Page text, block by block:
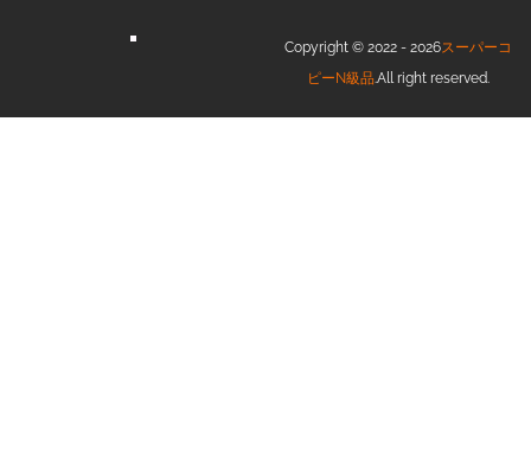
Copyright © 2022 - 2026スーパーコ
ピーN級品.All right reserved.